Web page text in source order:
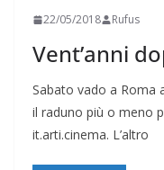
22/05/2018 Rufus
Vent’anni
Sabato vado a Roma
il raduno più o meno
it.arti.cinema. L’altro